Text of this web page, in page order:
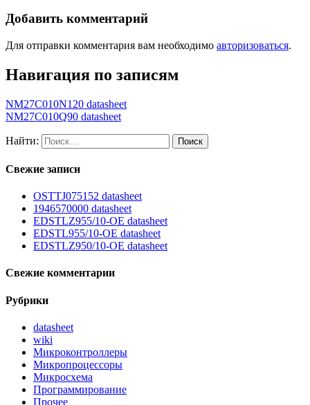
Добавить комментарий
Для отправки комментария вам необходимо авторизоваться.
Навигация по записям
NM27C010N120 datasheet
NM27C010Q90 datasheet
Найти:
Свежие записи
OSTTJ075152 datasheet
1946570000 datasheet
EDSTLZ955/10-OE datasheet
EDSTL955/10-OE datasheet
EDSTLZ950/10-OE datasheet
Свежие комментарии
Рубрики
datasheet
wiki
Микроконтроллеры
Микропроцессоры
Микросхема
Программирование
Прочее